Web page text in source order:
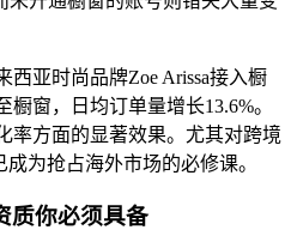
西亚时尚品牌Zoe Arissa接入橱
窗，日均订单量增长13.6%。
率方面的显著效果。尤其对跨境
为抢占海外市场的必修课。
质你必须具备